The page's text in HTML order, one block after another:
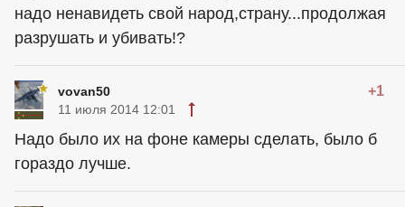
надо ненавидеть свой народ,страну...продолжая
разрушать и убивать!?
vovan50 +1
11 июля 2014 12:01
Надо было их на фоне камеры сделать, было б
гораздо лучше.